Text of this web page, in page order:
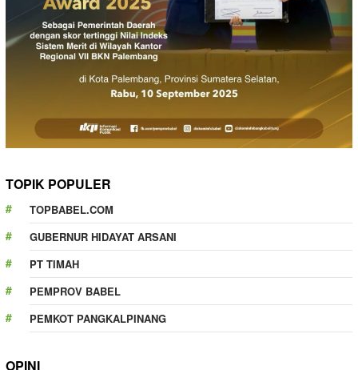
TOPIK POPULER
TOPBABEL.COM
GUBERNUR HIDAYAT ARSANI
PT TIMAH
PEMPROV BABEL
PEMKOT PANGKALPINANG
OPINI